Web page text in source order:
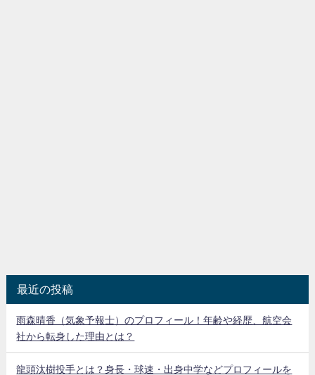
最近の投稿
雨森晴香（気象予報士）のプロフィール！年齢や経歴、航空会
社から転身した理由とは？
龍頭汰樹投手とは？身長・球速・出身中学などプロフィールを